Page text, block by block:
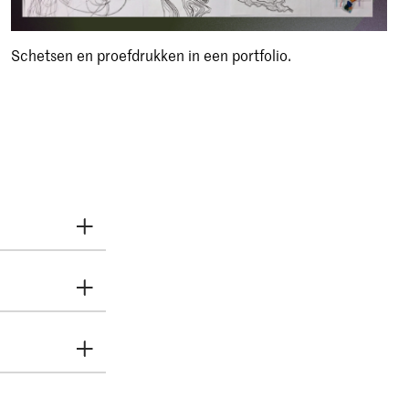
Schetsen en proefdrukken in een portfolio.
dat
per
de